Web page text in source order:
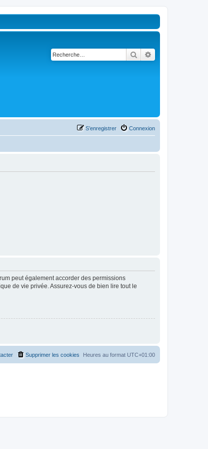
Rechercher
Connexion
S’enregistrer
peut également accorder des permissions
de vie privée. Assurez-vous de bien lire tout le
Heures au format UTC+01:00
Supprimer les cookies